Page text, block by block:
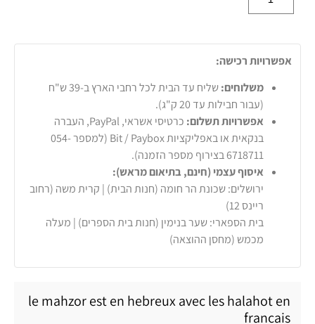
אפשרויות רכישה:
משלוחים:
שליח עד הבית לכל רחבי הארץ ב-39 ש"ח
(עבור חבילות עד 20 ק"ג).
אפשרויות תשלום:
כרטיסי אשראי, PayPal, העברה
בנקאית או באפליקציות Bit / Paybox (למספר 054-
6718711 בצירוף מספר הזמנה).
איסוף עצמי (חינם, בתיאום מראש):
ירושלים: שכונת הר חומה (חנות הבית) | קרית משה (רחוב
ריינס 12)
בית הספארי: שער בנימין (חנות בית הספרים) | מעלה
מכמש (מחסן ההוצאה)
le mahzor est en hebreux avec les halahot en
francais